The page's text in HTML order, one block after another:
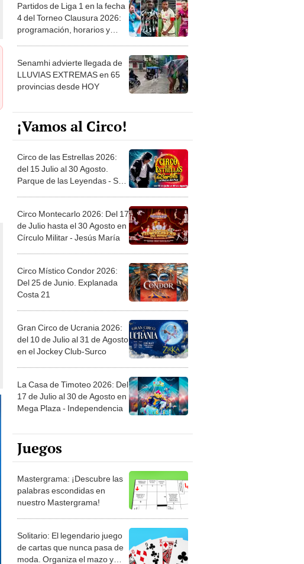
Partidos de Liga 1 en la fecha
4 del Torneo Clausura 2026:
programación, horarios y
Senamhi advierte llegada de
LLUVIAS EXTREMAS en 65
provincias desde HOY
¡Vamos al Circo!
Circo de las Estrellas 2026:
del 15 Julio al 30 Agosto.
Parque de las Leyendas - San
Circo Montecarlo 2026: Del 17
de Julio hasta el 30 Agosto en
Círculo Militar - Jesús María
Circo Místico Condor 2026:
Del 25 de Junio. Explanada
Costa 21
Gran Circo de Ucrania 2026:
del 10 de Julio al 31 de Agosto
en el Jockey Club-Surco
La Casa de Timoteo 2026: Del
17 de Julio al 30 de Agosto en
Mega Plaza - Independencia
Juegos
Mastergrama: ¡Descubre las
palabras escondidas en
nuestro Mastergrama!
Solitario: El legendario juego
de cartas que nunca pasa de
moda. Organiza el mazo y